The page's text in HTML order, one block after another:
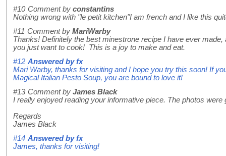
#10 Comment by constantins
Nothing wrong with "le petit kitchen"I am french and I like this
#11 Comment by MariWarby
Thanks! Definitely the best minestrone recipe I have ever
you just want to cook! This is a joy to make and eat.
#12 Answered byfx
Mari Warby, thanks for visiting and I hope you try this soon! If
Magical Italian Pesto Soup, you are bound to love it!
#13 Comment by James Black
I really enjoyed reading your informative piece. The photos were
Regards
James Black
#14 Answered byfx
James, thanks for visiting!